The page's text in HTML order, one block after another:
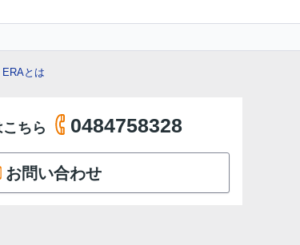
ERAとは
ちら 0484758328
お問い合わせ